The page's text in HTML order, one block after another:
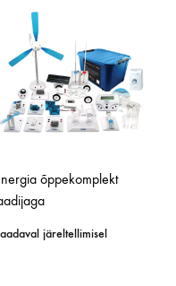
õppekomplekt
järeltellimisel